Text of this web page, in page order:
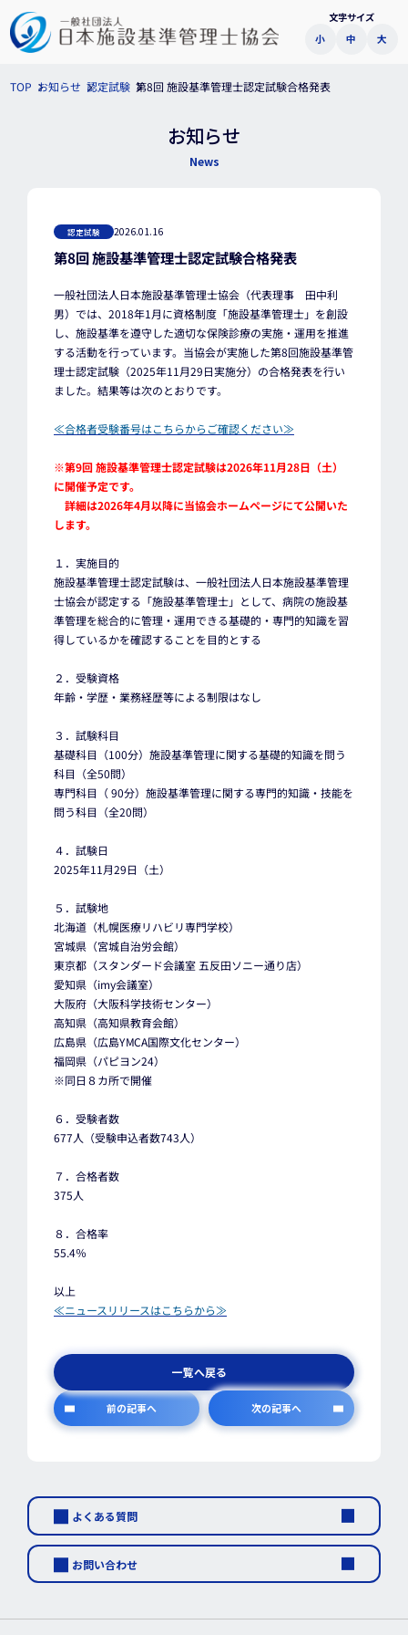
文字サイズ
小 中 大
TOP お知らせ 認定試験 第8回 施設基準管理士認定試験合格発表
お知らせ
News
認定試験 2026.01.16
第8回 施設基準管理士認定試験合格発表
一般社団法人日本施設基準管理士協会（代表理事 田中利
男）では、2018年1月に資格制度「施設基準管理士」を創設
し、施設基準を遵守した適切な保険診療の実施・運用を推進
する活動を行っています。当協会が実施した第8回施設基準管
理士認定試験（2025年11月29日実施分）の合格発表を行い
ました。結果等は次のとおりです。
≪合格者受験番号はこちらからご確認ください≫
※第9回 施設基準管理士認定試験は2026年11月28日（土）
に開催予定です。
詳細は2026年4月以降に当協会ホームページにて公開いた
します。
１．実施目的
施設基準管理士認定試験は、一般社団法人日本施設基準管理
士協会が認定する「施設基準管理士」として、病院の施設基
準管理を総合的に管理・運用できる基礎的・専門的知識を習
得しているかを確認することを目的とする
２．受験資格
年齢・学歴・業務経歴等による制限はなし
３．試験科目
基礎科目（100分）施設基準管理に関する基礎的知識を問う
科目（全50問）
専門科目（ 90分）施設基準管理に関する専門的知識・技能を
問う科目（全20問）
４．試験日
2025年11月29日（土）
５．試験地
北海道（札幌医療リハビリ専門学校）
宮城県（宮城自治労会館）
東京都（スタンダード会議室 五反田ソニー通り店）
愛知県（imy会議室）
大阪府（大阪科学技術センター）
高知県（高知県教育会館）
広島県（広島YMCA国際文化センター）
福岡県（パピヨン24）
※同日８カ所で開催
６．受験者数
677人（受験申込者数743人）
７．合格者数
375人
８．合格率
55.4％
以上
≪ニュースリリースはこちらから≫
前の記事へ
一覧へ戻る
次の記事へ
よくある質問
お問い合わせ